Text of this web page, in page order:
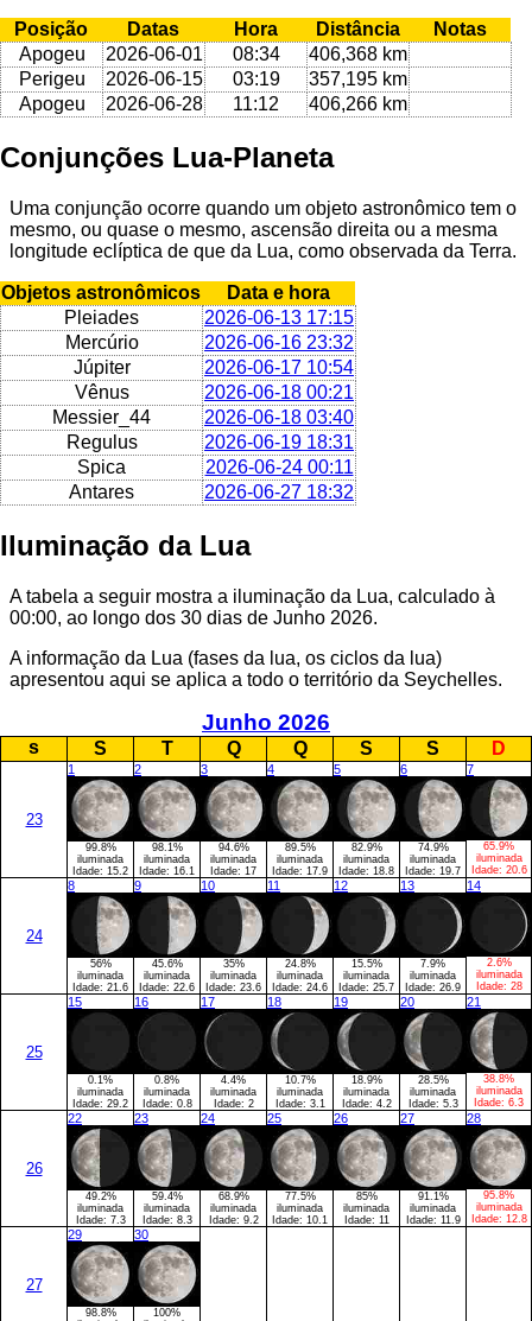
Posição Datas Hora Distância
Notas
Apogeu
2026-06-01 08:34
406,368 km
Perigeu
2026-06-15 03:19
357,195 km
Apogeu
2026-06-28 11:12 406,266 km
Conjunções Lua-Planeta
Uma conjunção ocorre quando um objeto astronômico tem o
mesmo, ou quase o mesmo, ascensão direita ou a mesma
longitude eclíptica de que da Lua, como observada da Terra.
Objetos astronômicos
Data e hora
Pleiades
2026-06-13 17:15
Mercúrio
2026-06-16 23:32
Júpiter
2026-06-17 10:54
Vênus
2026-06-18 00:21
Messier_44
2026-06-18 03:40
Regulus
2026-06-19 18:31
Spica
2026-06-24 00:11
Antares
2026-06-27 18:32
Iluminação da Lua
A tabela a seguir mostra a iluminação da Lua, calculado à
00:00, ao longo dos 30 dias de Junho 2026.
A informação da Lua (fases da lua, os ciclos da lua)
apresentou aqui se aplica a todo o território da Seychelles.
Junho 2026
s S T Q Q S S D
23
1
99.8%
iluminada
Idade: 15.2
2
98.1%
iluminada
Idade: 16.1
3
94.6%
iluminada
Idade: 17
4
89.5%
iluminada
Idade: 17.9
5
82.9%
iluminada
Idade: 18.8
6
74.9%
iluminada
Idade: 19.7
7
65.9%
iluminada
Idade: 20.6
24
8
56%
iluminada
Idade: 21.6
9
45.6%
iluminada
Idade: 22.6
10
35%
iluminada
Idade: 23.6
11
24.8%
iluminada
Idade: 24.6
12
15.5%
iluminada
Idade: 25.7
13
7.9%
iluminada
Idade: 26.9
14
2.6%
iluminada
Idade: 28
25
15
0.1%
iluminada
Idade: 29.2
16
0.8%
iluminada
Idade: 0.8
17
4.4%
iluminada
Idade: 2
18
10.7%
iluminada
Idade: 3.1
19
18.9%
iluminada
Idade: 4.2
20
28.5%
iluminada
Idade: 5.3
21
38.8%
iluminada
Idade: 6.3
26
22
49.2%
iluminada
Idade: 7.3
23
59.4%
iluminada
Idade: 8.3
24
68.9%
iluminada
Idade: 9.2
25
77.5%
iluminada
Idade: 10.1
26
85%
iluminada
Idade: 11
27
91.1%
iluminada
Idade: 11.9
28
95.8%
iluminada
Idade: 12.8
27
29
98.8%
30
100%